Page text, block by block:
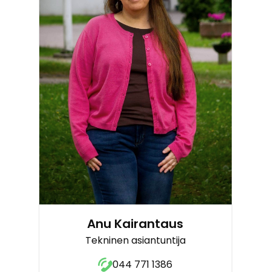
Anu Kairantaus
Tekninen asiantuntija
044 771 1386